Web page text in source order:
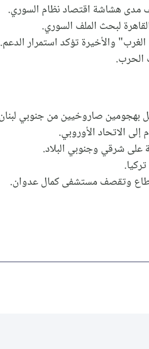
مدى هشاشة اقتصاد نظام السوري.
لبحث الملف السوري.
والأخيرة تؤكد استمرار الدعم.
الحرب.
الاتحاد الأوروبي.
وتقصف مستشفى كمال عدوان.